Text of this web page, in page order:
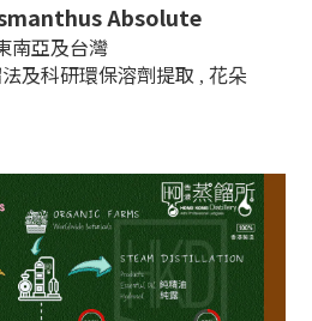
Absolute
南亞及台灣
及科研環保溶劑提取 , 花朵